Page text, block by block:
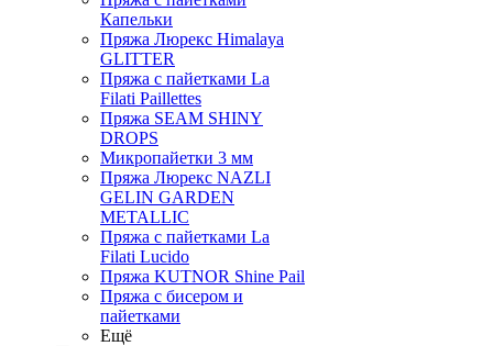
Капельки
Пряжа Люрекс Himalaya
GLITTER
Пряжа с пайетками La
Filati Paillettes
Пряжа SEAM SHINY
DROPS
Микропайетки 3 мм
Пряжа Люрекс NAZLI
GELIN GARDEN
METALLIC
Пряжа с пайетками La
Filati Lucido
Пряжа KUTNOR Shine Pail
Пряжа с бисером и
пайетками
Ещё